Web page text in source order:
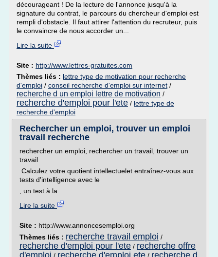
décourageant ! De la lecture de l'annonce jusqu'à la
signature du contrat, le parcours du chercheur d'emploi est
rempli d'obstacle. Il faut attirer l'attention du recruteur, puis
le convaincre de nous accorder un...
Lire la suite
Site : http://www.lettres-gratuites.com
Thèmes liés : lettre type de motivation pour recherche
d'emploi / conseil recherche d'emploi sur internet /
recherche d un emploi lettre de motivation /
recherche d'emploi pour l'ete / lettre type de
recherche d'emploi
Rechercher un emploi, trouver un emploi
travail recherche
rechercher un emploi, rechercher un travail, trouver un
travail
Calculez votre quotient intellectuelet entraînez-vous aux
tests d'intelligence avec le
, un test à la...
Lire la suite
Site : http://www.annoncesemploi.org
Thèmes liés : recherche travail emploi /
recherche d'emploi pour l'ete / recherche offre
d'emploi
recherche d'emploi ete recherche d